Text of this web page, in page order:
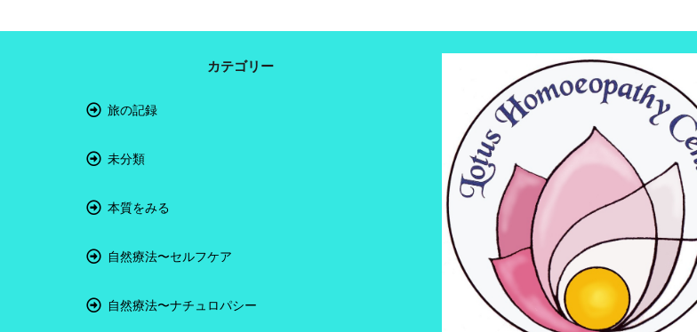
カテゴリー
旅の記録
未分類
本質をみる
自然療法〜セルフケア
自然療法〜ナチュロパシー